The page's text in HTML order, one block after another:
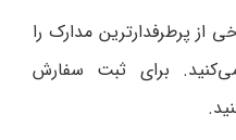
از پرطرفدارترین مدارک را
برای ثبت سفارش